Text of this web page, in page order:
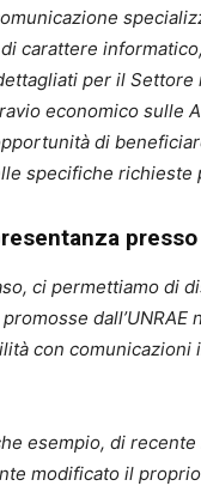
carattere
per il
economico sulle
di
specifiche richieste
ci permettiamo di
con
esempio, di
modificato il